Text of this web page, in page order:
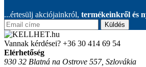
...értesülj akciójainkról, termékeinkről és
Küldés
Vannak kérdései? +36 30 414 69 54
Elérhetőség
930 32 Blatná na Ostrove 557, Szlovákia